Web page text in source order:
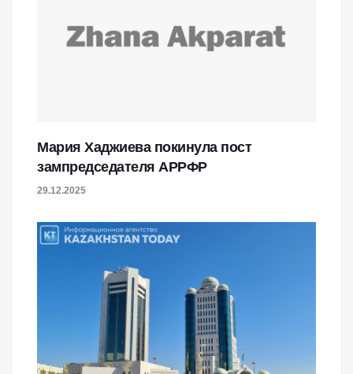
Мария Хаджиева покинула пост
зампредседателя АРРФР
29.12.2025